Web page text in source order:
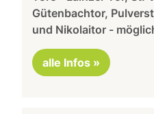
Gütenbachtor,
und Nikolaitor -
alle Infos »